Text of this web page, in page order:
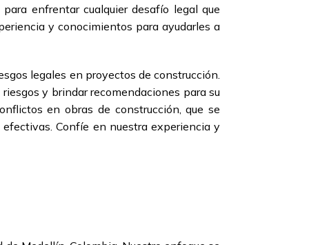
enfrentar cualquier desafío legal que
y conocimientos para ayudarles a
legales en proyectos de construcción.
y brindar recomendaciones para su
en obras de construcción, que se
Confíe en nuestra experiencia y